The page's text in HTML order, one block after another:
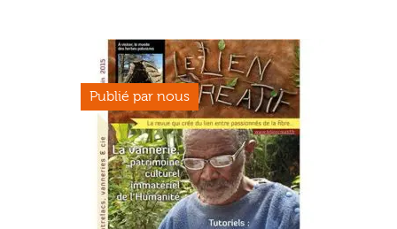
Les
options
peuvent
être
choisies
sur
la
page